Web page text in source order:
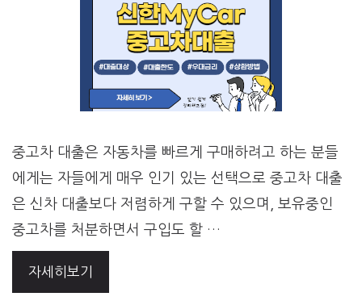
중고차 대출은 자동차를 빠르게 구매하려고 하는 분들
에게는 자들에게 매우 인기 있는 선택으로 중고차 대출
은 신차 대출보다 저렴하게 구할 수 있으며, 보유중인
중고차를 처분하면서 구입도 할 …
자세히보기